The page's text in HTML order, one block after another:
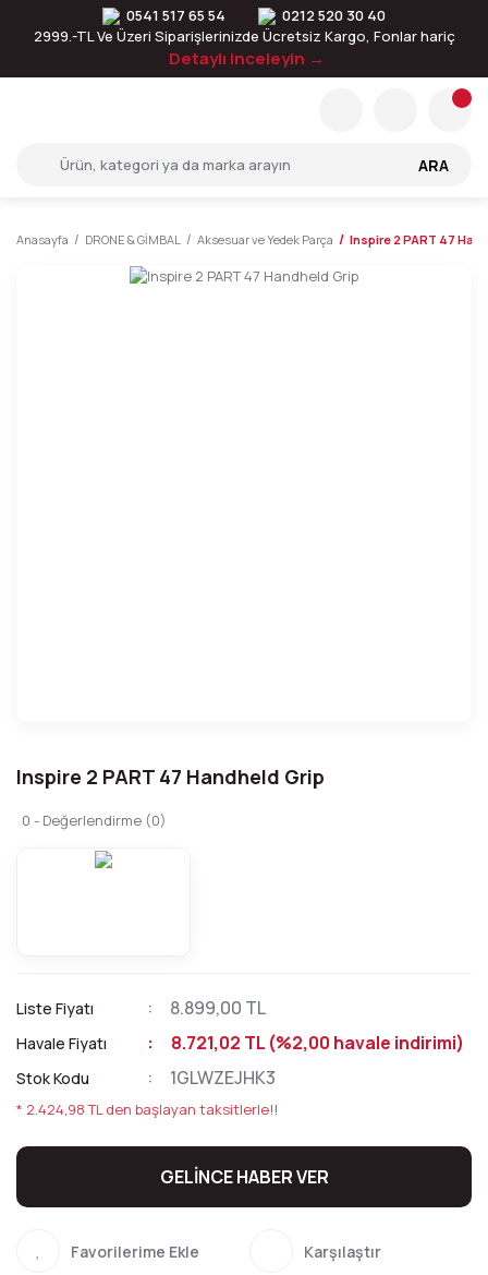
0541 517 65 54
0212 520 30 40
2999.-TL Ve Üzeri Siparişlerinizde Ücretsiz Kargo, Fonlar hariç
Detaylı inceleyin →
ARA
Anasayfa DRONE & GİMBAL Aksesuar ve Yedek Parça Inspire 2 PART 47
Inspire 2 PART 47 Handheld Grip
0 - Değerlendirme (0)
Liste Fiyatı 8.899,00 TL
Havale Fiyatı 8.721,02 TL (%2,00 havale indirimi)
Stok Kodu 1GLWZEJHK3
* 2.424,98 TL den başlayan taksitlerle!!
GELİNCE HABER VER
Karşılaştır